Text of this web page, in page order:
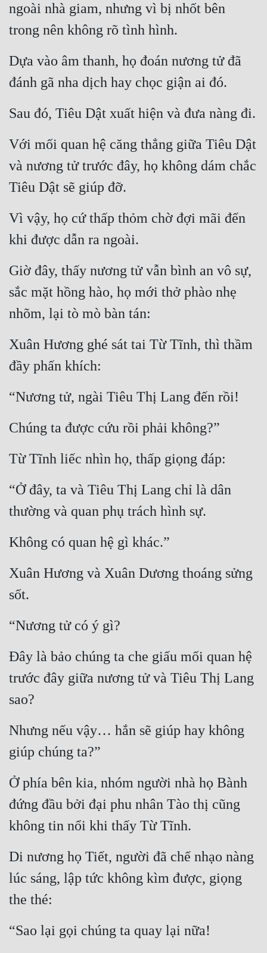
ngoài nhà giam, nhưng vì bị nhốt bên
trong nên không rõ tình hình.
Dựa vào âm thanh, họ đoán nương tử đã
đánh gã nha dịch hay chọc giận ai đó.
Sau đó, Tiêu Dật xuất hiện và đưa nàng đi.
Với mối quan hệ căng thẳng giữa Tiêu Dật
và nương tử trước đây, họ không dám chắc
Tiêu Dật sẽ giúp đỡ.
Vì vậy, họ cứ thấp thỏm chờ đợi mãi đến
khi được dẫn ra ngoài.
Giờ đây, thấy nương tử vẫn bình an vô sự,
sắc mặt hồng hào, họ mới thở phào nhẹ
nhõm, lại tò mò bàn tán:
Xuân Hương ghé sát tai Từ Tĩnh, thì thầm
đầy phấn khích:
“Nương tử, ngài Tiêu Thị Lang đến rồi!
Chúng ta được cứu rồi phải không?”
Từ Tĩnh liếc nhìn họ, thấp giọng đáp:
“Ở đây, ta và Tiêu Thị Lang chỉ là dân
thường và quan phụ trách hình sự.
Không có quan hệ gì khác.”
Xuân Hương và Xuân Dương thoáng sửng
sốt.
“Nương tử có ý gì?
Đây là bảo chúng ta che giấu mối quan hệ
trước đây giữa nương tử và Tiêu Thị Lang
sao?
Nhưng nếu vậy… hắn sẽ giúp hay không
giúp chúng ta?”
Ở phía bên kia, nhóm người nhà họ Bành
đứng đầu bởi đại phu nhân Tào thị cũng
không tin nổi khi thấy Từ Tĩnh.
Di nương họ Tiết, người đã chế nhạo nàng
lúc sáng, lập tức không kìm được, giọng
the thé:
“Sao lại gọi chúng ta quay lại nữa!